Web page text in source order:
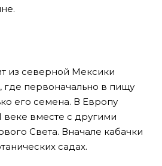
из северной Мексики
где первоначально в пищу
его семена. В Европу
веке вместе с другими
Света. Вначале кабачки
садах.